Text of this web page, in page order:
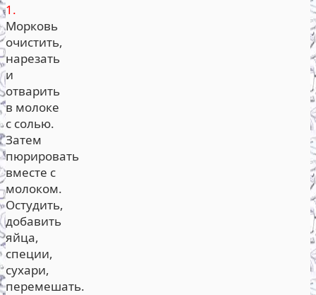
1.
Морковь
очистить,
нарезать
и
отварить
в молоке
с солью.
Затем
пюрировать
вместе с
молоком.
Остудить,
добавить
яйца,
специи,
сухари,
перемешать.